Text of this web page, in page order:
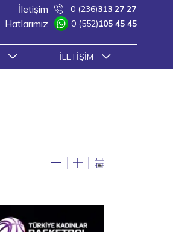
İLETIŞIM
İletişim 0 (236)313 27 27
Hatlarımız 0 (552)105 45 45